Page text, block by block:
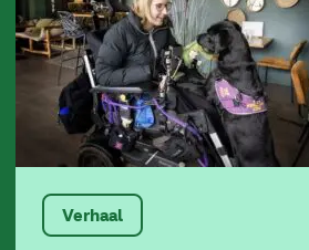
Verhaal